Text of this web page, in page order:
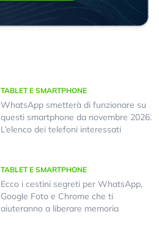
TABLET E SMARTPHONE
WhatsApp smetterà di funzionare su
questi smartphone da novembre 2026.
L’elenco dei telefoni interessati
TABLET E SMARTPHONE
Ecco i cestini segreti per WhatsApp,
Google Foto e Chrome che ti
aiuteranno a liberare memoria